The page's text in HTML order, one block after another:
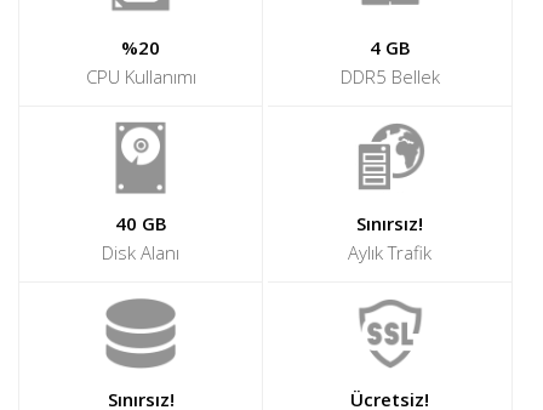
%20
CPU Kullanımı
4 GB
DDR5 Bellek
40 GB
Disk Alanı
Sınırsız!
Aylık Trafik
Sınırsız!
Ücretsiz!